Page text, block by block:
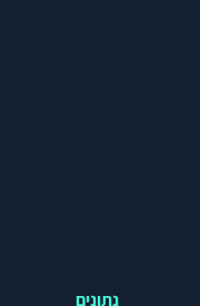
נתונים